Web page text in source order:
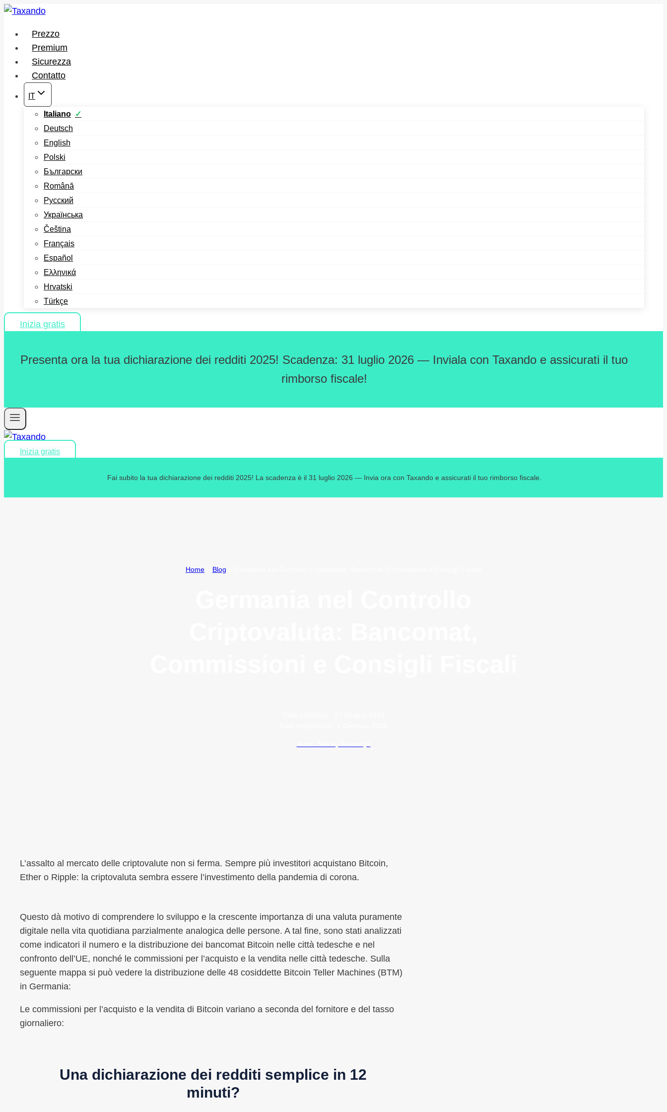
Salta
contenutoPrezzo
Premium
Sicurezza
Contatto
IT
Italiano
Deutsch
English
Polski
Български
Română
Русский
Українська
Čeština
Français
Español
Ελληνικά
Hrvatski
Türkçe
Inizia gratis
Presenta ora la tua dichiarazione dei redditi 2025! Scadenza: 31 luglio 2026 — Inviala con Taxando e assicurati il tuo
rimborso fiscale!
Inizia gratis
Fai subito la tua dichiarazione dei redditi 2025! La scadenza è il 31 luglio 2026 — Invia ora con Taxando e assicurati il tuo rimborso fiscale.
Home Blog
L’assalto al mercato delle criptovalute non si ferma. Sempre più investitori acquistano Bitcoin,
Ether o Ripple: la criptovaluta sembra essere l’investimento della pandemia di corona.
Questo dà motivo di comprendere lo sviluppo e la crescente importanza di una valuta puramente
digitale nella vita quotidiana parzialmente analogica delle persone. A tal fine, sono stati analizzati
come indicatori il numero e la distribuzione dei bancomat Bitcoin nelle città tedesche e nel
confronto dell’UE, nonché le commissioni per l’acquisto e la vendita nelle città tedesche. Sulla
seguente mappa si può vedere la distribuzione delle 48 cosiddette Bitcoin Teller Machines (BTM)
in Germania:
Le commissioni per l’acquisto e la vendita di Bitcoin variano a seconda del fornitore e del tasso
giornaliero:
Una dichiarazione dei redditi semplice in 12
minuti?